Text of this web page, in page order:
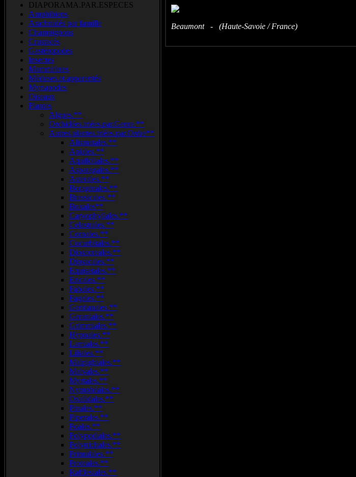
DIAPORAMA.PAR.ESPECES
Amphibiens
Arachnidés par famille
Champignons
Crustacés
Gastéropodes
Insectes
Mammiferes
Méduses.et.apparentés
Myriapodes
Oiseaux
Plantes
Algues.**
Orchidées.triées.par.Genre.**
Autres.plantes.triées.par.Ordre**
Alismatales.**
Apiales.**
Aquifoliales.**
Asparagales.**
Asterales.**
Boraginales.**
Brassicales.**
Buxales**
Caryophyllales.**
Celastrales.**
Cornales.**
Cucurbitales.**
Dioscoreales.**
Dipsacales.**
Equisetales.**
Ericales.**
Fabales.**
Fagales.**
Gentianales.**
Geraniales.**
Grimmiales.**
Hypnales.**
Lamiales.**
Liliales.**
Malpighiales.**
Malvales.**
Myrtales.**
Nymphéales.**
Oxalidales.**
Pinales.**
Piperales.**
Poales.**
Polypodiales.**
Polytrichales.**
Primulales.**
Proteales.**
Rafflesiales.**
Beaumont - (Haute-Savoie / France)